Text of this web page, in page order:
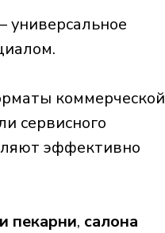
универсальное
коммерческой
сервисного
эффективно
пекарни, салона